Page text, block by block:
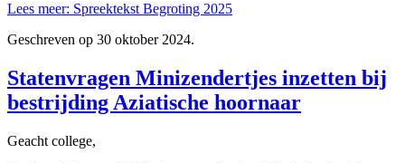
Lees meer: Spreektekst Begroting 2025
Geschreven op 30 oktober 2024.
Statenvragen Minizendertjes inzetten bij
bestrijding Aziatische hoornaar
Geacht college,